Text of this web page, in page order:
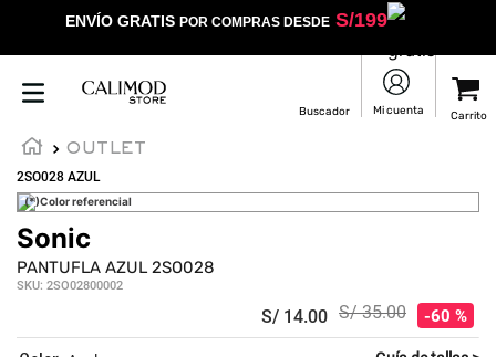
ENVÍO GRATIS POR COMPRAS DESDES/199
OUTLET
2SO028 AZUL
(*)Color referencial
Sonic
PANTUFLA AZUL 2SO028
SKU: 2SO02800002
S/ 14.00 S/ 35.00 60 %